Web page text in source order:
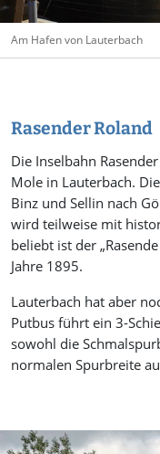
Am Hafen von Lauterbach
Rasender Roland
Die Inselbahn
Mole in Lauterbach.
Binz und Sellin nach
wird teilweise mit
beliebt ist der
Jahre 1895.
Lauterbach hat aber
Putbus führt ein 3-
sowohl die
normalen Spurbreite